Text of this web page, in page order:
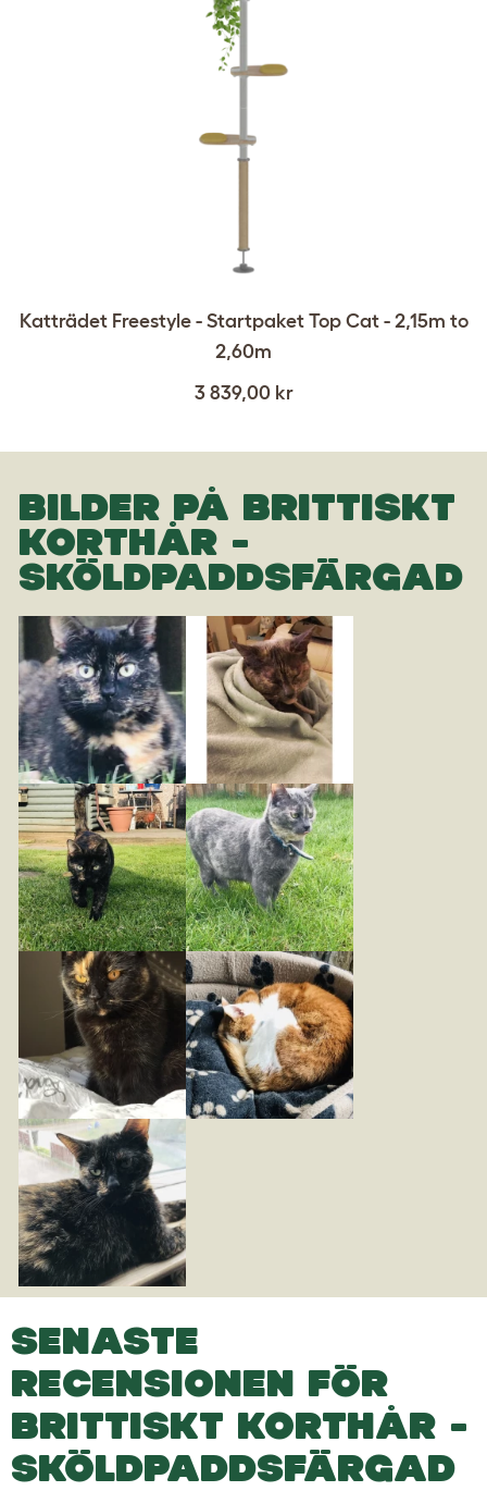
Katträdet Freestyle - Startpaket Top Cat - 2,15m to
2,60m
3 839,00 kr
BILDER PÅ BRITTISKT
KORTHÅR -
SKÖLDPADDSFÄRGAD
SENASTE
RECENSIONEN FÖR
BRITTISKT KORTHÅR -
SKÖLDPADDSFÄRGAD